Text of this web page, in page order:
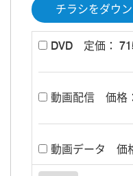
チラシをダウン
DVD 定価：
動画配信 価格
動画データ 価